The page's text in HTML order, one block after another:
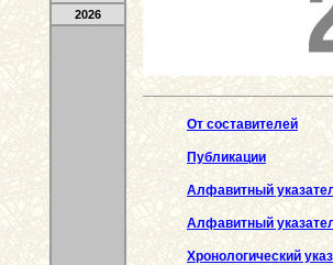
2026
От составителей
Публикации
Aлфавитный
Aлфавитный
Хронологический